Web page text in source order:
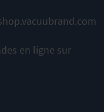
en ligne sur